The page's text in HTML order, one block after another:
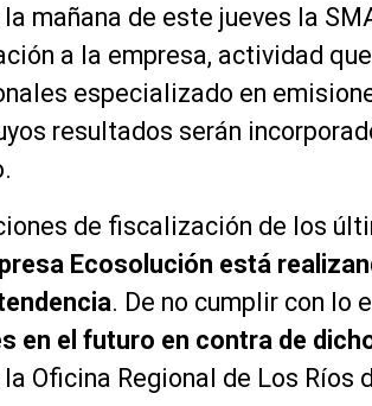
la mañana de este jueves la
a la empresa, actividad
especializado en
resultados serán
de fiscalización de los
Ecosolución está
. De no cumplir con lo
en el futuro en contra de
Oficina Regional de Los Ríos